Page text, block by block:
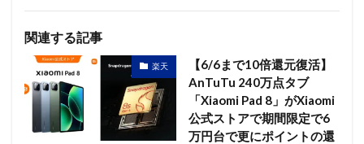
関連する記事
楽天
【6/6まで10倍還元復活】
AnTuTu 240万点タブ
「Xiaomi Pad 8」がXiaomi
公式ストアで期間限定で6
万円台で更にポイントの還